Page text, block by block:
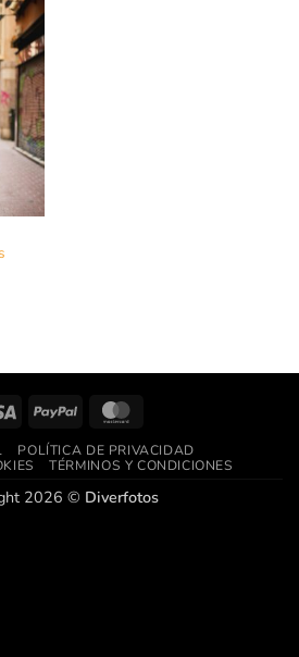
Visa PayPal
POLÍTICA DE PRIVACIDAD
TÉRMINOS Y CONDICIONES
2026 © Diverfotos